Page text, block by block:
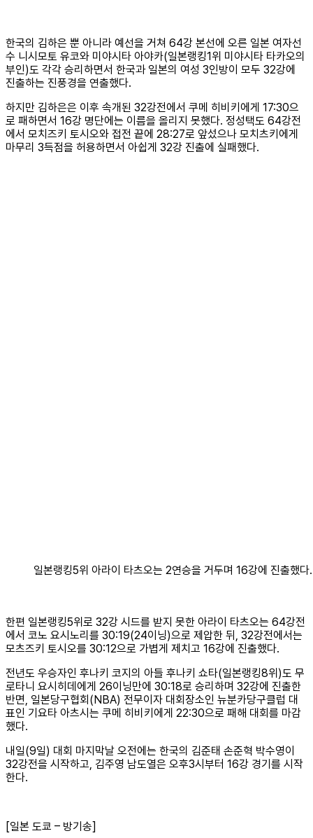
한국의 김하은 뿐 아니라 예선을 거쳐 64강 본선에 오른 일본 여자선
수 니시모토 유코와 미야시타 아야카(일본랭킹1위 미야시타 타카오의
부인)도 각각 승리하면서 한국과 일본의 여성 3인방이 모두 32강에
진출하는 진풍경을 연출했다.
하지만 김하은은 이후 속개된 32강전에서 쿠메 히비키에게 17:30으
로 패하면서 16강 명단에는 이름을 올리지 못했다. 정성택도 64강전
에서 모치즈키 토시오와 접전 끝에 28:27로 앞섰으나 모치츠키에게
마무리 3득점을 허용하면서 아쉽게 32강 진출에 실패했다.
일본랭킹5위 아라이 타츠오는 2연승을 거두며 16강에 진출했다.
한편 일본랭킹5위로 32강 시드를 받지 못한 아라이 타츠오는 64강전
에서 코노 요시노리를 30:19(24이닝)으로 제압한 뒤, 32강전에서는
모츠즈키 토시오를 30:12으로 가볍게 제치고 16강에 진출했다.
전년도 우승자인 후나키 코지의 아들 후나키 쇼타(일본랭킹8위)도 무
로타니 요시히데에게 26이닝만에 30:18로 승리하며 32강에 진출한
반면, 일본당구협회(NBA) 전무이자 대회장소인 뉴분카당구클럽 대
표인 기요타 아츠시는 쿠메 히비키에게 22:30으로 패해 대회를 마감
했다.
내일(9일) 대회 마지막날 오전에는 한국의 김준태 손준혁 박수영이
32강전을 시작하고, 김주영 남도열은 오후3시부터 16강 경기를 시작
한다.
[일본 도쿄 – 방기송]